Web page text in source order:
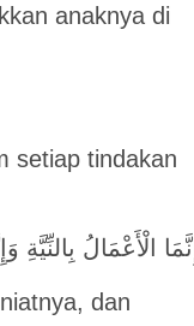
anaknya di
setiap tindakan
إِنَّمَا الْأَعْمَالُ
dan